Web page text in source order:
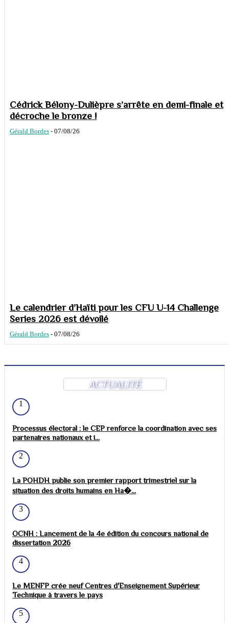
Cédrick Bélony-Dulièpre s’arrête en demi-finale et
décroche le bronze !
Gérald Bordes - 07/08/26
Le calendrier d’Haïti pour les CFU U-14 Challenge
Series 2026 est dévoilé
Gérald Bordes - 07/08/26
ACTUALITÉ
1
Processus électoral : le CEP renforce la coordination avec ses
partenaires nationaux et i...
2
La POHDH publie son premier rapport trimestriel sur la
situation des droits humains en Ha�...
3
OCNH : Lancement de la 4e édition du concours national de
dissertation 2026
4
Le MENFP crée neuf Centres d'Enseignement Supérieur
Technique à travers le pays
5